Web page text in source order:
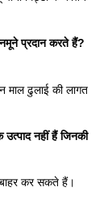
प्रदान करते हैं?
माल ढुलाई की लागत
नहीं हैं जिनकी
कर सकते हैं।